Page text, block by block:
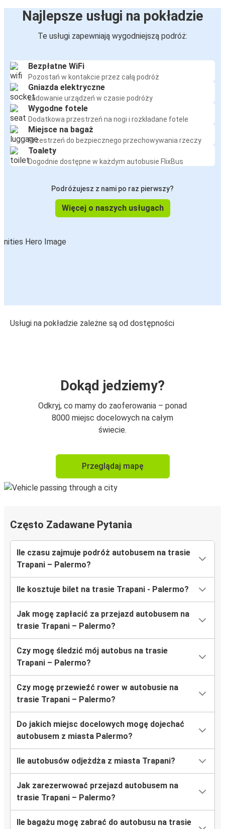
Najlepsze usługi na pokładzie
Te usługi zapewniają wygodniejszą podróż:
Bezpłatne WiFi
Pozostań w kontakcie przez całą podróż
Gniazda elektryczne
Ładowanie urządzeń w czasie podróży
Wygodne fotele
Dodatkowa przestrzeń na nogi i rozkładane fotele
Miejsce na bagaż
Przestrzeń do bezpiecznego przechowywania rzeczy
Toalety
Dogodnie dostępne w każdym autobusie FlixBus
Podróżujesz z nami po raz pierwszy?
Więcej o naszych usługach
Usługi na pokładzie zależne są od dostępności
Dokąd jedziemy?
Odkryj, co mamy do zaoferowania – ponad
8000 miejsc docelowych na całym
świecie.
Przeglądaj mapę
Często Zadawane Pytania
Ile czasu zajmuje podróż autobusem na trasie
Trapani – Palermo?
Ile kosztuje bilet na trasie Trapani - Palermo?
Jak mogę zapłacić za przejazd autobusem na
trasie Trapani – Palermo?
Czy mogę śledzić mój autobus na trasie
Trapani – Palermo?
Czy mogę przewieźć rower w autobusie na
trasie Trapani – Palermo?
Do jakich miejsc docelowych mogę dojechać
autobusem z miasta Palermo?
Ile autobusów odjeżdża z miasta Trapani?
Jak zarezerwować przejazd autobusem na
trasie Trapani – Palermo?
Ile bagażu mogę zabrać do autobusu na trasie